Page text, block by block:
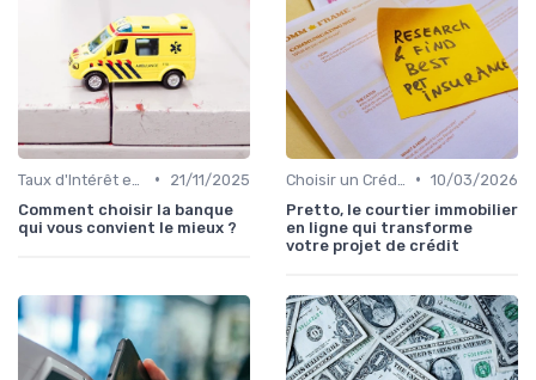
•
21/11/2025
Comment choisir la banque
qui vous convient le mieux ?
• 10/03/2026
Pretto, le courtier immobilier
en ligne qui transforme
votre projet de crédit